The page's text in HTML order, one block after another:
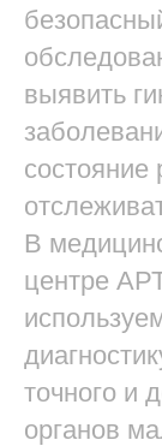
выявить
состояние
В
центре
точного и
органов